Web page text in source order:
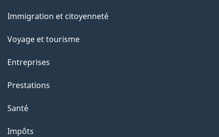
a
g
e
sujets
Immigration et citoyenneté
Voyage et tourisme
Entreprises
Prestations
Santé
Impôts